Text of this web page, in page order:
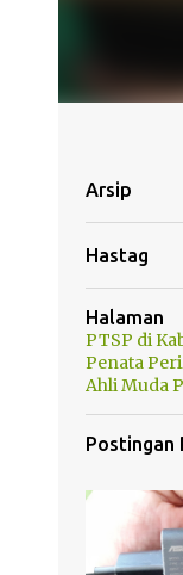
Arsip
Hastag
Halaman
PTSP di
Penata
Ahli Muda
Postingan